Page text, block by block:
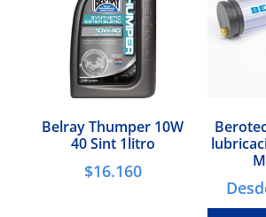
Belray Thumper 10W
40 Sint 1litro
$16.160